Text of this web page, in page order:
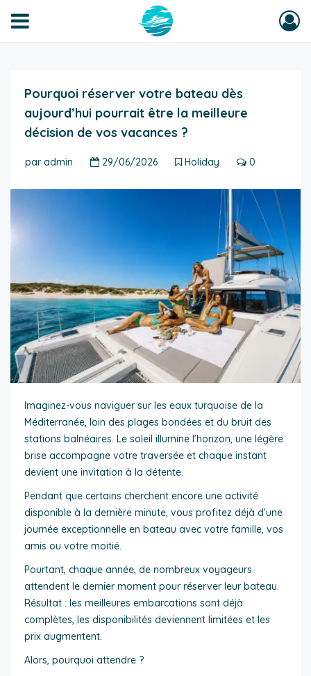
Pourquoi réserver votre bateau dès
aujourd’hui pourrait être la meilleure
décision de vos vacances ?
paradmin 29/06/2026 Holiday 0
Imaginez-vous naviguer sur les eaux turquoise de la
Méditerranée, loin des plages bondées et du bruit des
stations balnéaires. Le soleil illumine l’horizon, une légère
brise accompagne votre traversée et chaque instant
devient une invitation à la détente.
Pendant que certains cherchent encore une activité
disponible à la dernière minute, vous profitez déjà d’une
journée exceptionnelle en bateau avec votre famille, vos
amis ou votre moitié.
Pourtant, chaque année, de nombreux voyageurs
attendent le dernier moment pour réserver leur bateau.
Résultat : les meilleures embarcations sont déjà
complètes, les disponibilités deviennent limitées et les
prix augmentent.
Alors, pourquoi attendre ?